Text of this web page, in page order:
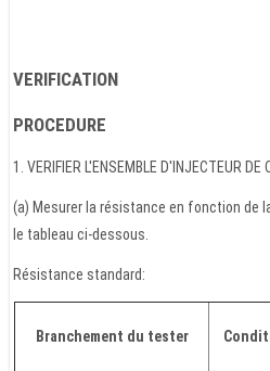
VERIFICATION
PROCEDURE
1. VERIFIER L'ENSEMBLE D'INJECTEUR DE
(a) Mesurer la résistance en fonction de
le tableau ci-dessous.
Résistance standard:
Branchement du tester